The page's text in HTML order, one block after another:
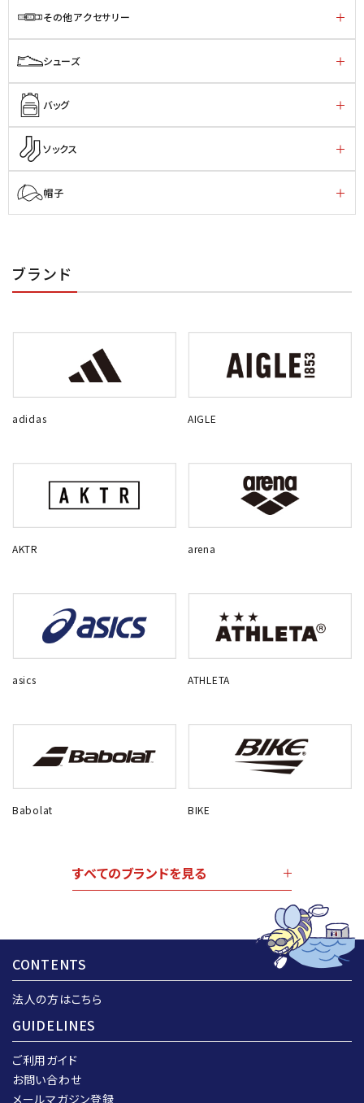
その他アクセサリー
シューズ
バッグ
ソックス
帽子
ブランド
adidas AIGLE
AKTR arena
asics ATHLETA
Babolat BIKE
すべてのブランドを見る
CONTENTS
法人の方はこちら
GUIDELINES
ご利用ガイド
お問い合わせ
メールマガジン登録